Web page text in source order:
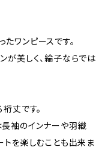
ワンピースです。
が美しく、綸子ならでは
丈です。
袖のインナーや羽織
トを楽しむことも出来ま